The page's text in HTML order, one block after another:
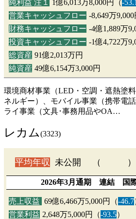
純利益 注１
1億6,013万8,000円（-53.1
営業キャッシュフロー -8,649万9,000
財務キャッシュフロー -4億1,889万
投資キャッシュフロー -1億4,722万
総資産 91億2,013万円
純資産 49億6,154万3,000円
環境商材事業（LED・空調・遮熱塗
ネルギー）、モバイル事業（携帯電
ライ事業（文具･事務用品やOA…
レカム(3323)
平均年収 未公開 （ ）
2026年3月通期 連結 国
売上収益 69億6,466万5,000円（-46.7
営業利益 2,648万5,000円（-93.5）